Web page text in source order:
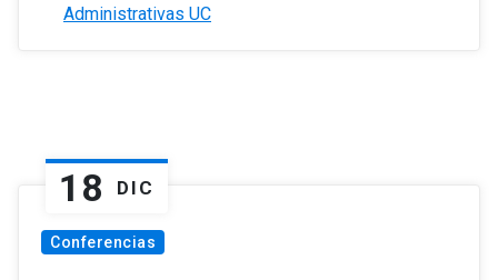
Administrativas UC
18 DIC
Conferencias